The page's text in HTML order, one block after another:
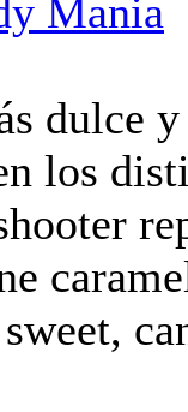
Mania
dulce
los